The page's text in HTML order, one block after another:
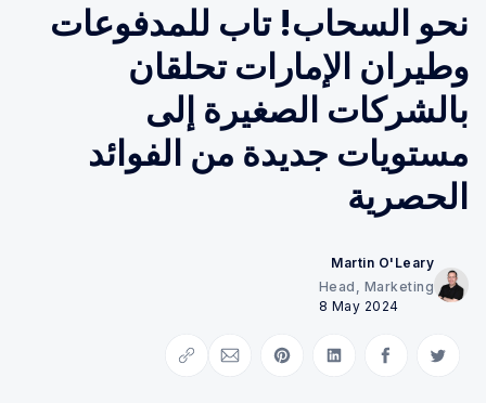
نحو السحاب! تاب للمدفوعات
وطيران الإمارات تحلقان
بالشركات الصغيرة إلى
مستويات جديدة من الفوائد
الحصرية
Martin O'Leary
Head, Marketing
8 May 2024
Share on Twitter
Share on Facebook
Share on LinkedIn
Share on Pinterest
Share via Email
Copy link